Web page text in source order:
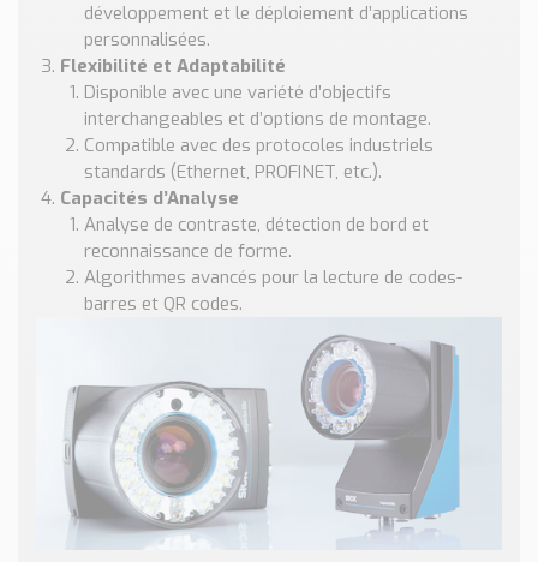
développement et le déploiement d’applications
personnalisées.
Flexibilité et Adaptabilité
Disponible avec une variété d’objectifs
interchangeables et d’options de montage.
Compatible avec des protocoles industriels
standards (Ethernet, PROFINET, etc.).
Capacités d’Analyse
Analyse de contraste, détection de bord et
reconnaissance de forme.
Algorithmes avancés pour la lecture de codes-
barres et QR codes.